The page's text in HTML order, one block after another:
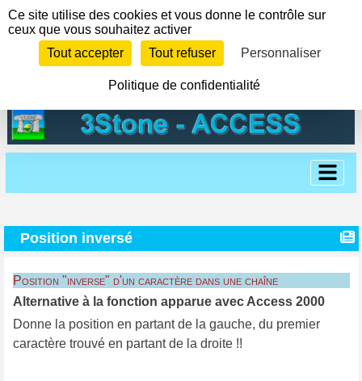
Position inversé
Position "inverse" d'un caractère dans une chaîne
Alternative à la fonction apparue avec Access 2000
Donne la position en partant de la gauche, du premier
caractère trouvé en partant de la droite !!
Panneau de gestion des cookies
Ce site utilise des cookies et vous donne le contrôle sur
ceux que vous souhaitez activer
Tout accepter
Tout refuser Personnaliser
Politique de confidentialité